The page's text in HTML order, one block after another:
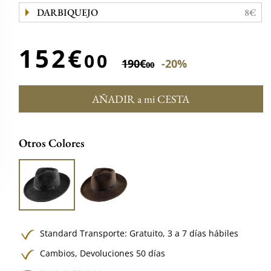
DARBIQUEJO 8€
152€00 190€00 -20%
AÑADIR a mi CESTA
Otros Colores
Standard Transporte:Gratuito,3 a 7 días hábiles
Cambios, Devoluciones 50 días